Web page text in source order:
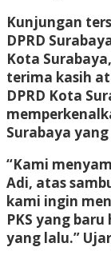
Kunjungan
DPRD
Kota
terima kasih
DPRD Kota
Surabaya
“Kami
Adi, atas
kami ingin
PKS yang baru
yang lalu.”